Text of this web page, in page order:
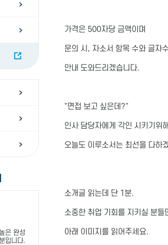
은 완성
입니다.
가격은 500자당 금액이며
문의 시, 자소서 항목 수와 글자
안내 도와드리겠습니다.
"면접 보고 싶은데?"
인사 담당자에게 각인 시키기위해
오늘도 이루소서는 최선을 다하
소개글 읽는데 단 1분.
소중한 취업 기회를 지키실 분들
아래 이미지를 읽어주세요.